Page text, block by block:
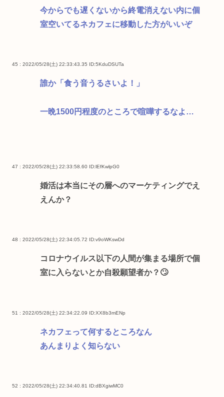
今からでも遅くないから終電消えない内に個
室空いてるネカフェに移動した方がいいぞ
45 : 2022/05/28(土) 22:33:43.35 ID:5KduDSUTa
誰か「食う音うるさいよ！」
一晩1500円程度のところで喧嘩するなよ…
47 : 2022/05/28(土) 22:33:58.60 ID:lEfKwlpG0
婚活は本当にその層へのマーケティングでえ
えんか？
48 : 2022/05/28(土) 22:34:05.72 ID:v9oWKswDd
コロナウイルス以下の人間が集まる場所で個
室に入らないとか自殺願望者か？🙄
51 : 2022/05/28(土) 22:34:22.09 ID:XX8b3mENp
ネカフェって何するところなん
あんまりよく知らない
52 : 2022/05/28(土) 22:34:40.81 ID:dBXgiwMC0